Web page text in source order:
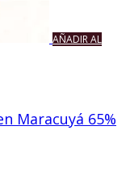
AÑADIR AL
Maracuyá 65%